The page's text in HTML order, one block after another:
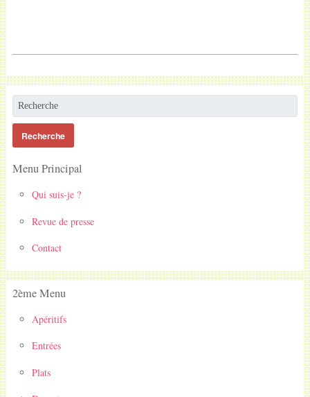
Menu Principal
Qui suis-je ?
Revue de presse
Contact
2ème Menu
Apéritifs
Entrées
Plats